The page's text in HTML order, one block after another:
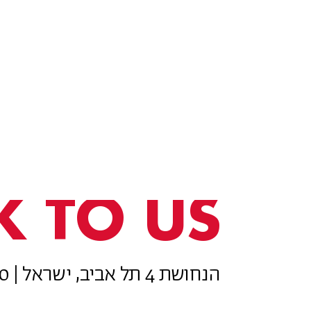
TO US
הנחושת 4 תל אביב, ישראל | 077-8050800